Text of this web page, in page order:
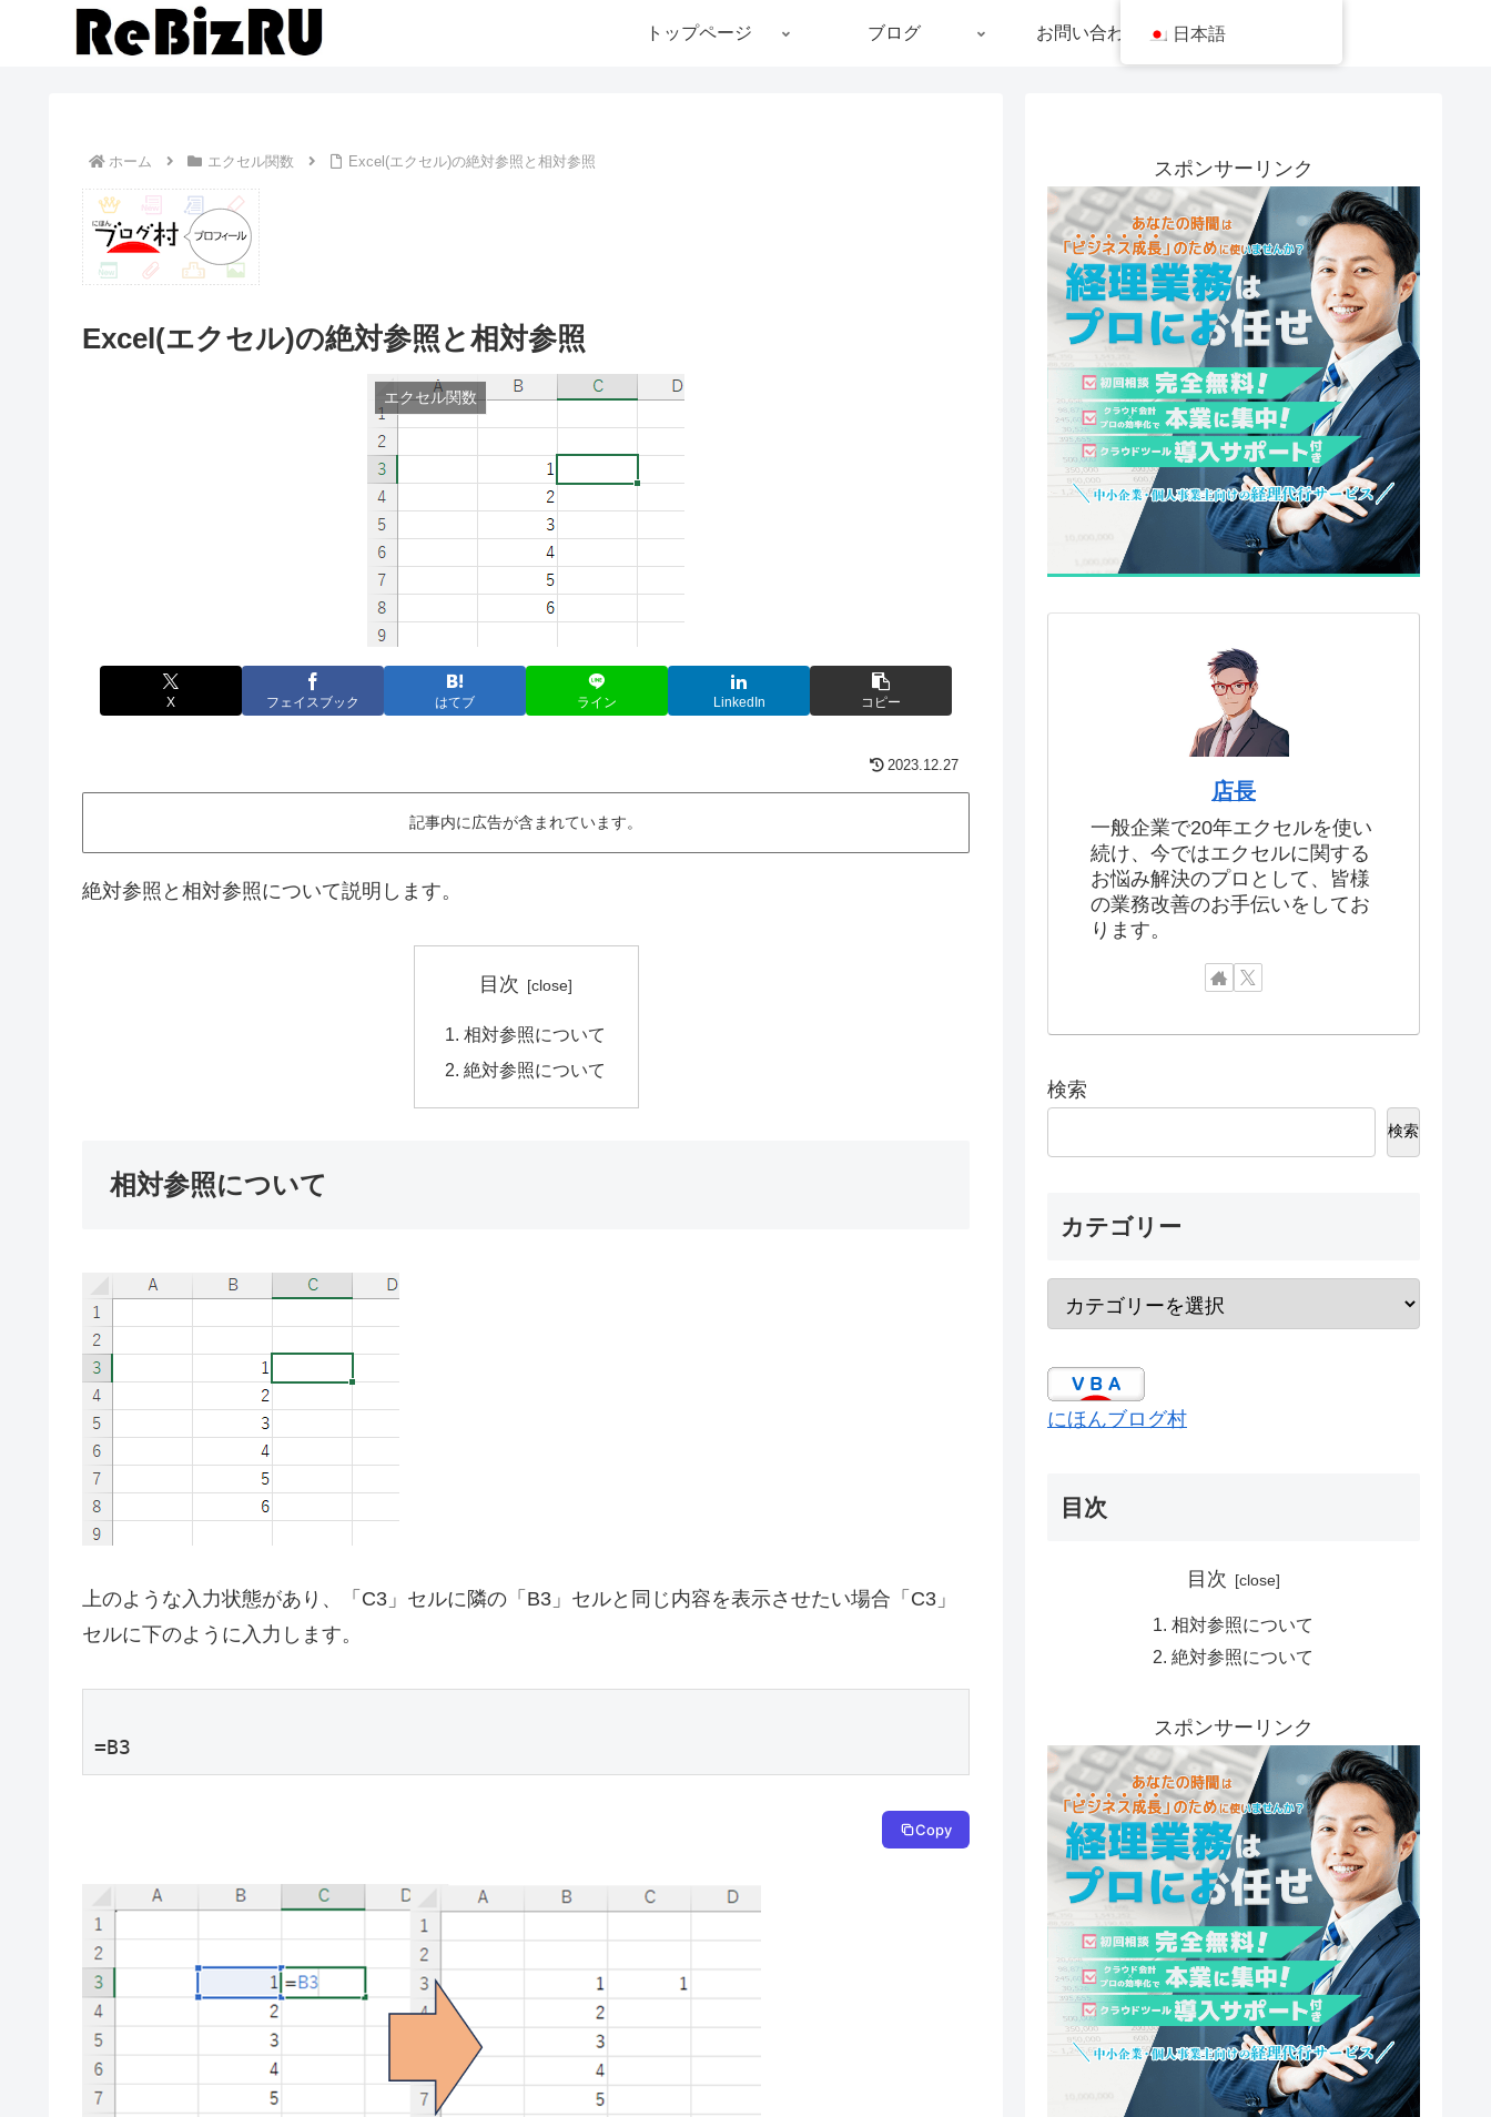
トップページ ブログ お問い合わせ
ホーム エクセル関数 Excel(エクセル)の絶対参照と相対参照
Excel(エクセル)の絶対参照と相対参照
エクセル関数
X フェイスブック はてブ ライン LinkedIn コピー
2023.12.27
記事内に広告が含まれています。
絶対参照と相対参照について説明します。
目次
相対参照について
絶対参照について
相対参照について
上のような入力状態があり、「C3」セルに隣の「B3」セルと同じ内容を表示させたい場合「C3」
セルに下のように入力します。
=B3
Copy
スポンサーリンク
店長
一般企業で20年エクセルを使い
続け、今ではエクセルに関する
お悩み解決のプロとして、皆様
の業務改善のお手伝いをしてお
ります。
検索
検索
カテゴリー
にほんブログ村
目次
目次
相対参照について
絶対参照について
スポンサーリンク
日本語